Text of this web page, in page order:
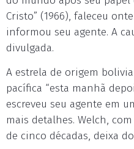
Cristo” (1966), faleceu
informou seu agente. A
divulgada.
A estrela de origem
pacífica “esta manhã
escreveu seu agente em
mais detalhes. Welch,
de cinco décadas, deixa